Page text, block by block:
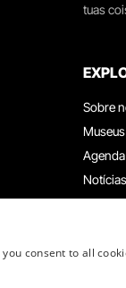
tuas
Sobre
Museus
Agenda
Notícias
Grupos
consent to all